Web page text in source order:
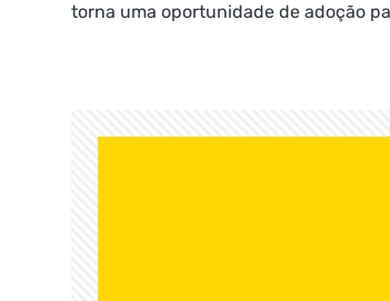
torna uma oportunidade de adoção